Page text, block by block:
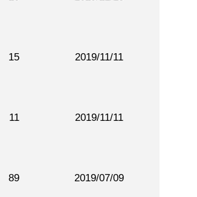
15 2019/11/11
11 2019/11/11
89 2019/07/09